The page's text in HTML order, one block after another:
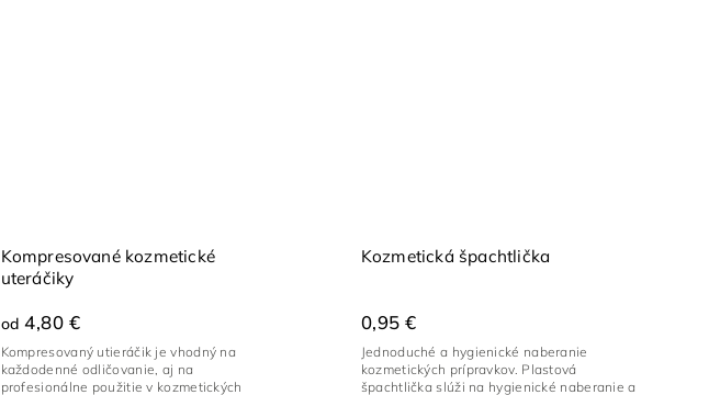
Kompresované kozmetické
uteráčiky
od 4,80 €
Kompresovaný utieráčik je vhodný na
každodenné odličovanie, aj na
profesionálne použitie v kozmetických
Kozmetická špachtlička
0,95 €
Jednoduché a hygienické naberanie
kozmetických prípravkov. Plastová
špachtlička slúži na hygienické naberanie a